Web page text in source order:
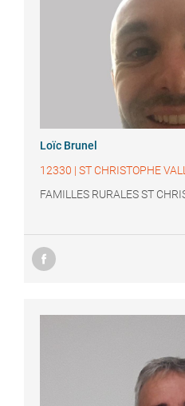
Loïc Brunel
12330 | ST CHRISTOPHE
FAMILLES RURALES ST